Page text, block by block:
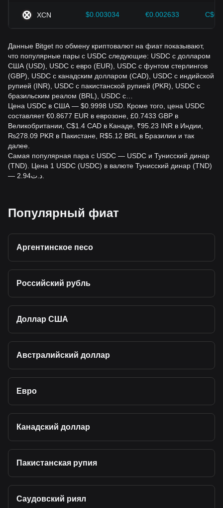
XCN $0.003034 €0.002633
Данные Bitget по обмену криптовалют на фиат показывают,
что популярные пары с USDC следующие: USDC с долларом
США (USD), USDC с евро (EUR), USDC с фунтом стерлингов
(GBP), USDC с канадским долларом (CAD), USDC с индийской
рупией (INR), USDC с пакистанской рупией (PKR), USDC с
бразильским реалом (BRL), USDC с…
Цена USDC в США — $0.9998 USD. Кроме того, цена USDC
составляет €0.8677 EUR в еврозоне, £0.7433 GBP в
Великобритании, C$1.4 CAD в Канаде, ₹95.23 INR в Индии,
₨278.09 PKR в Пакистане, R$5.12 BRL в Бразилии и так
далее.
Самая популярная пара с USDC — USDC и Тунисский динар
(TND). Цена 1 USDC (USDC) в валюте Тунисский динар (TND)
Популярный фиат
Аргентинское песо
Российский рубль
Доллар США
Австралийский доллар
Евро
Канадский доллар
Пакистанская рупия
Саудовский риял